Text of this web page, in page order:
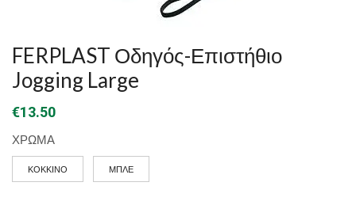
FERPLAST Οδηγός-Επιστήθιο
Jogging Large
€13.50
ΧΡΩΜΑ
ΚΟΚΚΙΝΟ ΜΠΛΕ